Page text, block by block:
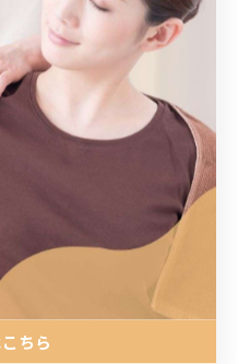
の方はお気軽にご相談く
#春日市 #楽してキレイ
る 次のページ >
ちら